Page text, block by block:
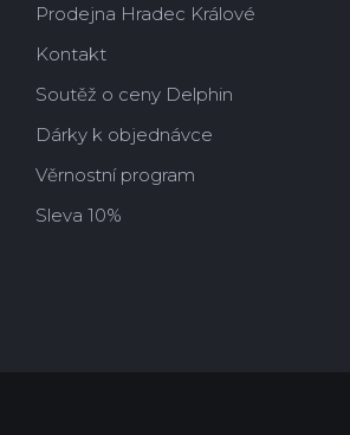
Prodejna Hradec Králové
Kontakt
Soutěž o ceny Delphin
Dárky k objednávce
Věrnostní program
Sleva 10%